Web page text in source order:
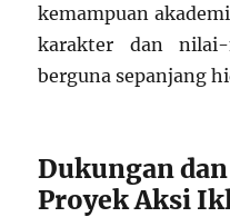
kemampuan
karakter dan
berguna sepanjang
Dukungan
Proyek Aksi